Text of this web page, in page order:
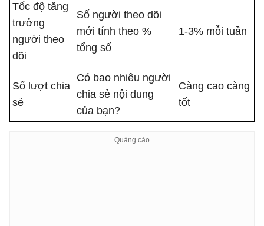
Tốc độ tăng
trưởng
người theo
dõi
Số người theo dõi
mới tính theo %
tổng số
1-3% mỗi tuần
Số lượt chia
sẻ
Có bao nhiêu người
chia sẻ nội dung
của bạn?
Càng cao càng
tốt